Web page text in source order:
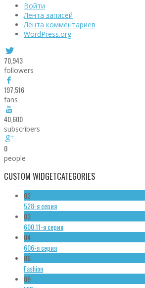
Войти
Лента записей
Лента комментариев
WordPress.org
70,943
followers
197,516
fans
40,600
subscribers
0
people
CUSTOM WIDGETCATEGORIES
02
528-я серия
03
600.11-я серия
04
606-я серия
06
Fashion
09